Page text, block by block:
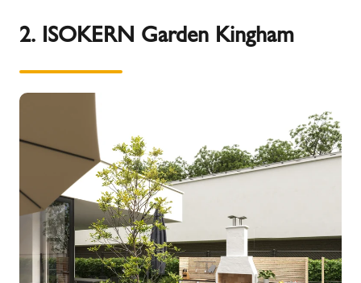
2. ISOKERN Garden Kingham